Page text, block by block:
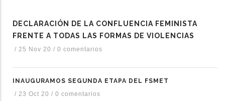
DECLARACIÓN DE LA CONFLUENCIA FEMINISTA
FRENTE A TODAS LAS FORMAS DE VIOLENCIAS
/ 25 Nov 20 / 0 comentarios
INAUGURAMOS SEGUNDA ETAPA DEL FSMET
/ 23 Oct 20 / 0 comentarios